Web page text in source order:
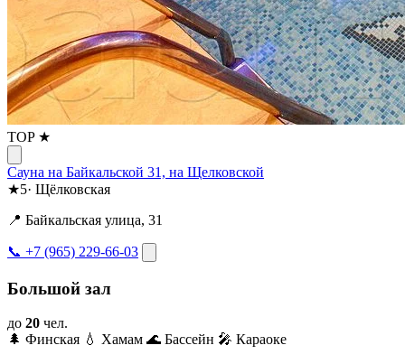
TOP ★
Сауна на Байкальской 31, на Щелковской
★5· Щёлковская
📍 Байкальская улица, 31
📞 +7 (965) 229-66-03
Большой зал
до 20 чел.
🌲 Финская 💧 Хамам 🌊 Бассейн 🎤 Караоке